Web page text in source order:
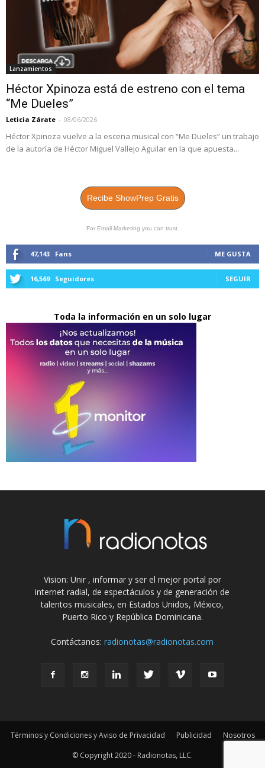
Lanzamientos
Héctor Xpinoza está de estreno con el tema
“Me Dueles”
Leticia Zárate - 08/06/2026
Héctor Xpinoza vuelve a la escena musical con “Me Dueles” un trabajo
de la autoría de Héctor Miguel Vallejo Aguilar en la que apuesta...
Recibe ShowPrep Gratis
For Email Marketing you can trust.
47,143 Fans ME GUSTA
16,569 Seguidores SEGUIR
Toda la información en un solo lugar
Vision: Unir , informar y ser el mejor portal por
internet radial, de espectáculos y de generación de
talentos musicales, en Estados Unidos, México,
Puerto Rico y República Dominicana.
Contáctanos:radionotas@radionotas.com
Términos y Condiciones y Aviso de Privacidad Publicidad
Nosotros
© Copyright 2020 - Radionotas, LLC.